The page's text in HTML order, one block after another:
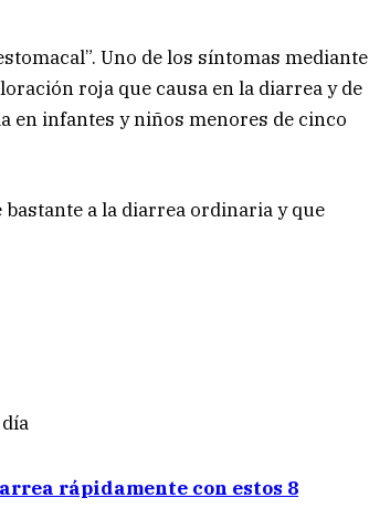
Uno de los síntomas mediante
roja que causa en la diarrea y de
en infantes y niños menores de cinco
a la diarrea ordinaria y que
rápidamente con estos 8